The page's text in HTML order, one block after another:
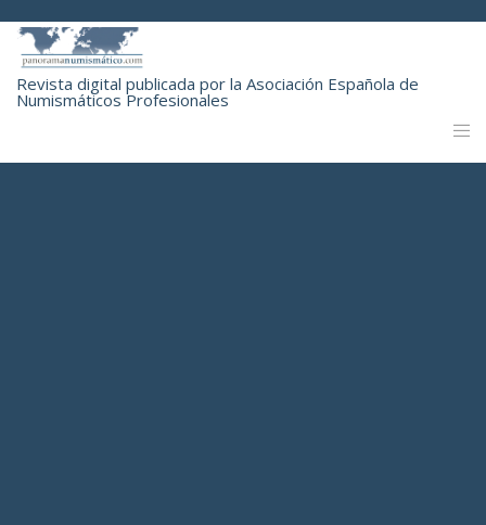
Revista digital publicada por la Asociación Española de
Numismáticos Profesionales